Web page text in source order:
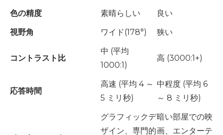
色の精度
素晴らしい
良い
視野角
ワイド(178°) 狭い
コントラスト比
中 (平均
1000:1)
高 (3000:1+)
応答時間
高速 (平均 4 ～
5 ミリ秒)
中程度 (平均 6
～ 8 ミリ秒)
グラフィックデ
ザイン、専門的
暗い部屋での映
画、エンターテ